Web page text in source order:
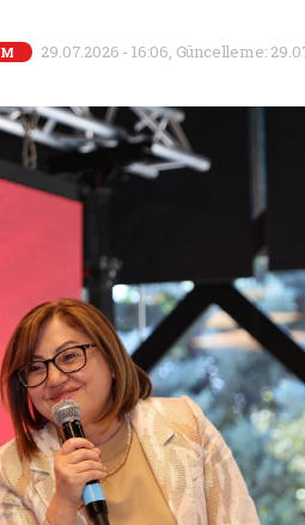
29.07.2026 - 16:06, Güncelleme: